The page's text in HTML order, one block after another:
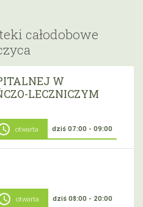
całodobowe
W
LECZNICZYM
otwarta dziś 07:00 - 09:00
otwarta dziś 08:00 - 20:00